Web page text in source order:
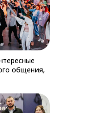
общения,